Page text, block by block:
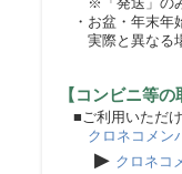
・お盆・年末年
実際と異なる場
【コンビニ等
■ご利用いただ
クロネコメン
▶ クロネコ